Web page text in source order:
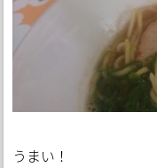
うまい！